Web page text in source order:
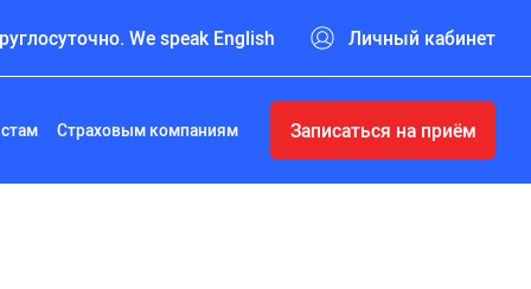
We speak English Личный кабинет
Страховым компаниям Записаться на приём